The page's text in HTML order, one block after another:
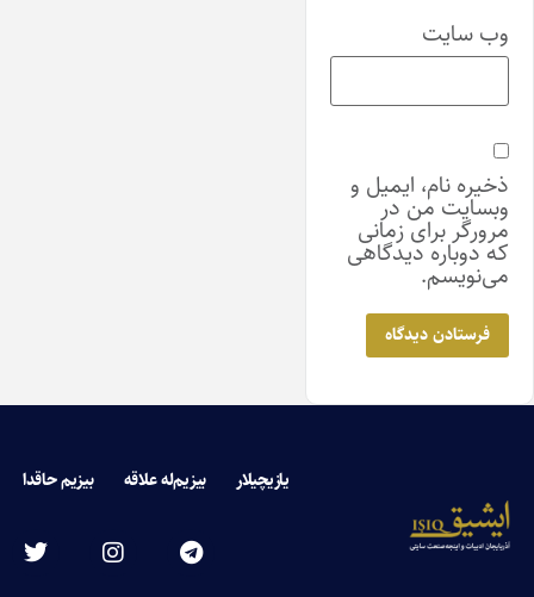
وب‌ سایت
ذخیره نام، ایمیل و
وبسایت من در
مرورگر برای زمانی
که دوباره دیدگاهی
می‌نویسم.
یازیچیلار بیزیم‌له علاقه بیزیم حاقدا